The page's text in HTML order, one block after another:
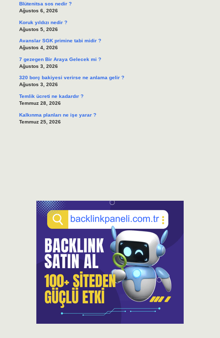
Blütenitsa sos nedir ?
Ağustos 6, 2026
Koruk yıldızı nedir ?
Ağustos 5, 2026
Avanslar SGK primine tabi midir ?
Ağustos 4, 2026
7 gezegen Bir Araya Gelecek mi ?
Ağustos 3, 2026
320 borç bakiyesi verirse ne anlama gelir ?
Ağustos 3, 2026
Temlik ücreti ne kadardır ?
Temmuz 28, 2026
Kalkınma planları ne işe yarar ?
Temmuz 25, 2026